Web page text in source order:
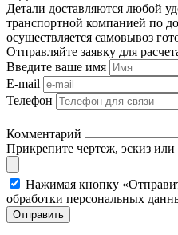
Детали доставляются любой
транспортной компанией по
осуществляется самовывоз
Отправляйте заявку для
Введите ваше имя
E-mail
Телефон
Комментарий
Прикрепите чертеж, эскиз
Нажимая кнопку
обработки персональных
Отправить